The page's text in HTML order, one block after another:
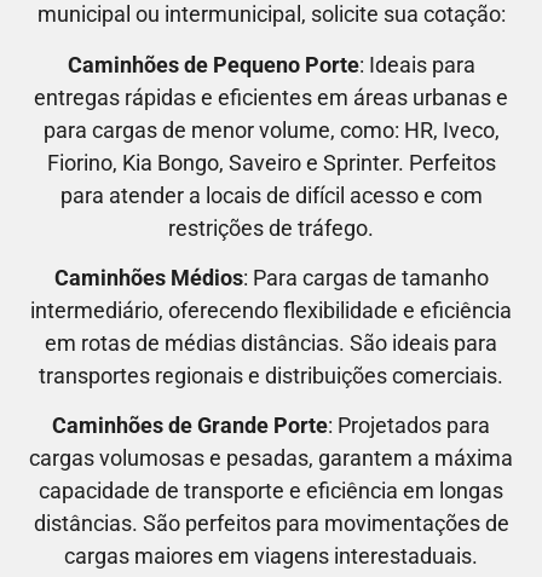
municipal ou intermunicipal, solicite sua cotação:
Caminhões de Pequeno Porte: Ideais para
entregas rápidas e eficientes em áreas urbanas e
para cargas de menor volume, como: HR, Iveco,
Fiorino, Kia Bongo, Saveiro e Sprinter. Perfeitos
para atender a locais de difícil acesso e com
restrições de tráfego.
Caminhões Médios: Para cargas de tamanho
intermediário, oferecendo flexibilidade e eficiência
em rotas de médias distâncias. São ideais para
transportes regionais e distribuições comerciais.
Caminhões de Grande Porte: Projetados para
cargas volumosas e pesadas, garantem a máxima
capacidade de transporte e eficiência em longas
distâncias. São perfeitos para movimentações de
cargas maiores em viagens interestaduais.